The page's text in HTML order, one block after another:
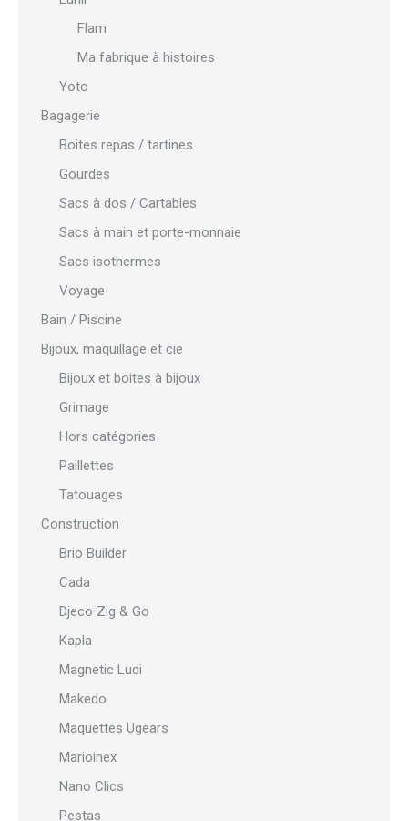
Flam
Ma fabrique à histoires
Yoto
Bagagerie
Boites repas / tartines
Gourdes
Sacs à dos / Cartables
Sacs à main et porte-monnaie
Sacs isothermes
Voyage
Bain / Piscine
Bijoux, maquillage et cie
Bijoux et boites à bijoux
Grimage
Hors catégories
Paillettes
Tatouages
Construction
Brio Builder
Cada
Djeco Zig & Go
Kapla
Magnetic Ludi
Makedo
Maquettes Ugears
Marioinex
Nano Clics
Pestas